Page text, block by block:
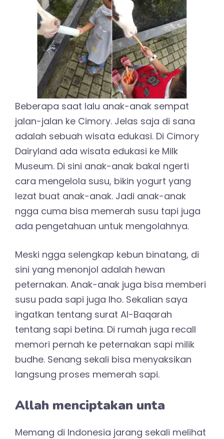
Beberapa saat lalu anak-anak sempat
jalan-jalan ke Cimory. Jelas saja di sana
adalah sebuah wisata edukasi. Di Cimory
Dairyland ada wisata edukasi ke Milk
Museum. Di sini anak-anak bakal ngerti
cara mengelola susu, bikin yogurt yang
lezat buat anak-anak. Jadi anak-anak
ngga cuma bisa memerah susu tapi juga
ada pengetahuan untuk mengolahnya.
Meski ngga selengkap kebun binatang, di
sini yang menonjol adalah hewan
peternakan. Anak-anak juga bisa memberi
susu pada sapi juga lho. Sekalian saya
ingatkan tentang surat Al-Baqarah
tentang sapi betina. Di rumah juga recall
memori pernah ke peternakan sapi milik
budhe. Senang sekali bisa menyaksikan
langsung proses memerah sapi.
Allah menciptakan unta
Memang di Indonesia jarang sekali melihat